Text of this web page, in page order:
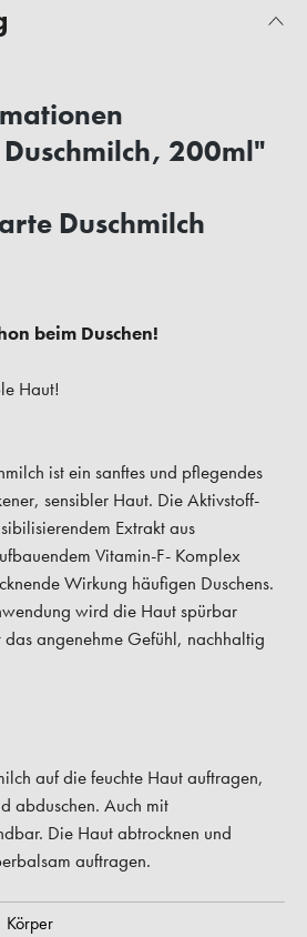
Duschmilch, 200ml"
Duschmilch
beim Duschen!
Haut!
ist ein sanftes und pflegendes
sensibler Haut. Die Aktivstoff-
Extrakt aus
Vitamin-F- Komplex
Wirkung häufigen Duschens.
wird die Haut spürbar
das angenehme Gefühl, nachhaltig
auf die feuchte Haut auftragen,
abduschen. Auch mit
Die Haut abtrocknen und
auftragen.
Körper